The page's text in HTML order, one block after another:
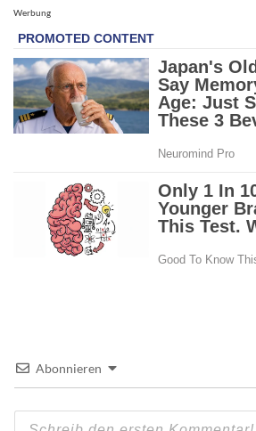
Werbung
Abonnieren